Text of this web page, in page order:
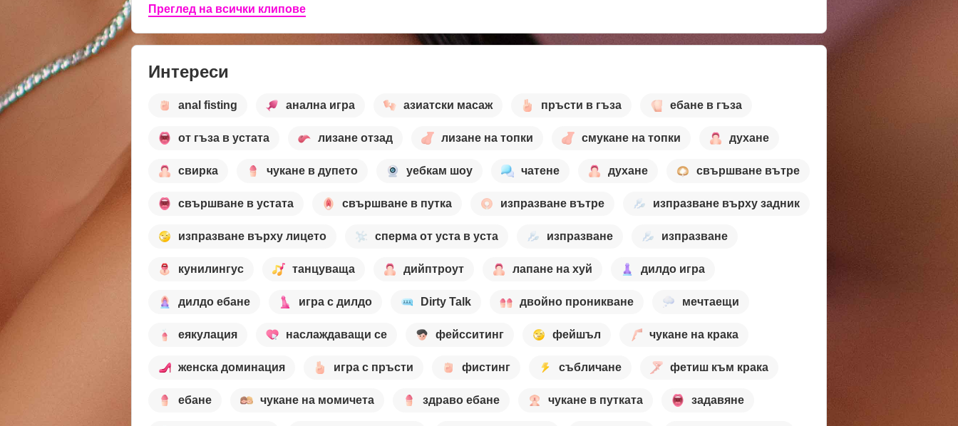
Преглед на всички клипове
Интереси
anal fisting анална игра азиатски масаж пръсти в гъза ебане в гъза
от гъза в устата лизане отзад лизане на топки смукане на топки духане
свирка чукане в дупето уебкам шоу чатене духане свършване вътре
свършване в устата свършване в путка изпразване вътре изпразване върху задник
изпразване върху лицето сперма от уста в уста изпразване изпразване
кунилингус танцуваща дийптроут лапане на хуй дилдо игра
дилдо ебане игра с дилдо Dirty Talk двойно проникване мечтаещи
еякулация наслаждаващи се фейсситинг фейшъл чукане на крака
женска доминация игра с пръсти фистинг събличане фетиш към крака
ебане чукане на момичета здраво ебане чукане в путката задавяне